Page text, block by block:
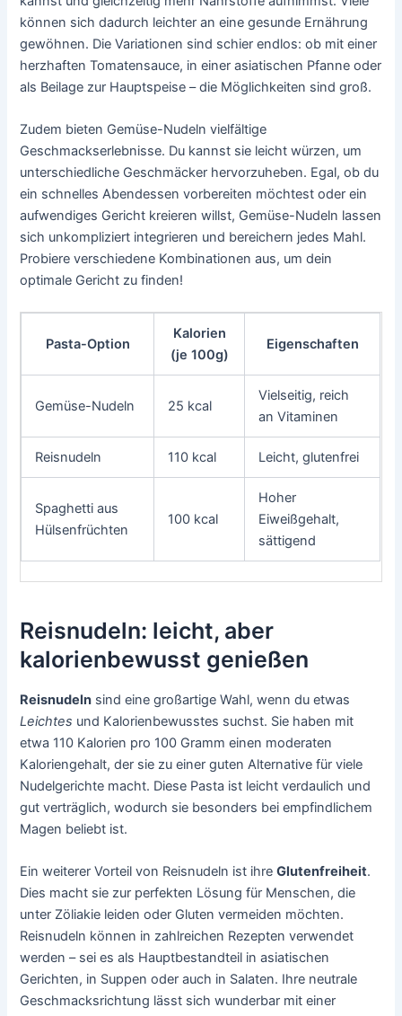
können sich dadurch leichter an eine gesunde Ernährung
gewöhnen. Die Variationen sind schier endlos: ob mit einer
herzhaften Tomatensauce, in einer asiatischen Pfanne oder
als Beilage zur Hauptspeise – die Möglichkeiten sind groß.
Zudem bieten Gemüse-Nudeln vielfältige
Geschmackserlebnisse. Du kannst sie leicht würzen, um
unterschiedliche Geschmäcker hervorzuheben. Egal, ob du
ein schnelles Abendessen vorbereiten möchtest oder ein
aufwendiges Gericht kreieren willst, Gemüse-Nudeln lassen
sich unkompliziert integrieren und bereichern jedes Mahl.
Probiere verschiedene Kombinationen aus, um dein
optimale Gericht zu finden!
Pasta-Option
Kalorien
(je 100g)
Eigenschaften
Gemüse-Nudeln 25 kcal
Vielseitig, reich
an Vitaminen
Reisnudeln 110 kcal Leicht, glutenfrei
Spaghetti aus
Hülsenfrüchten
100 kcal
Hoher
Eiweißgehalt,
sättigend
Reisnudeln: leicht, aber
kalorienbewusst genießen
Reisnudeln sind eine großartige Wahl, wenn du etwas
Leichtes und Kalorienbewusstes suchst. Sie haben mit
etwa 110 Kalorien pro 100 Gramm einen moderaten
Kaloriengehalt, der sie zu einer guten Alternative für viele
Nudelgerichte macht. Diese Pasta ist leicht verdaulich und
gut verträglich, wodurch sie besonders bei empfindlichem
Magen beliebt ist.
Ein weiterer Vorteil von Reisnudeln ist ihreGlutenfreiheit.
Dies macht sie zur perfekten Lösung für Menschen, die
unter Zöliakie leiden oder Gluten vermeiden möchten.
Reisnudeln können in zahlreichen Rezepten verwendet
werden – sei es als Hauptbestandteil in asiatischen
Gerichten, in Suppen oder auch in Salaten. Ihre neutrale
Geschmacksrichtung lässt sich wunderbar mit einer